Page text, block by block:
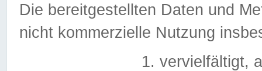
Die bereitgestellten Daten und
nicht kommerzielle Nutzung
vervielfältigt,